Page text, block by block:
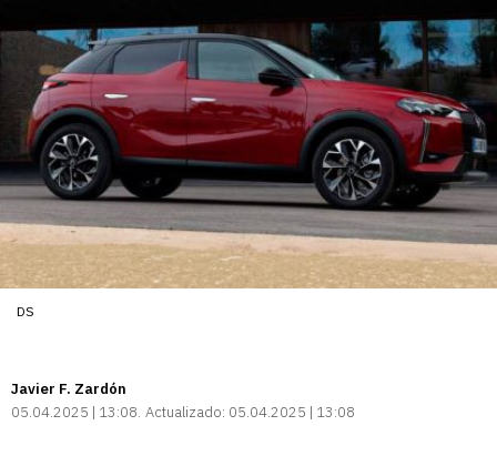
DS
Javier F. Zardón
05.04.2025 | 13:08 Actualizado: 05.04.2025 | 13:08